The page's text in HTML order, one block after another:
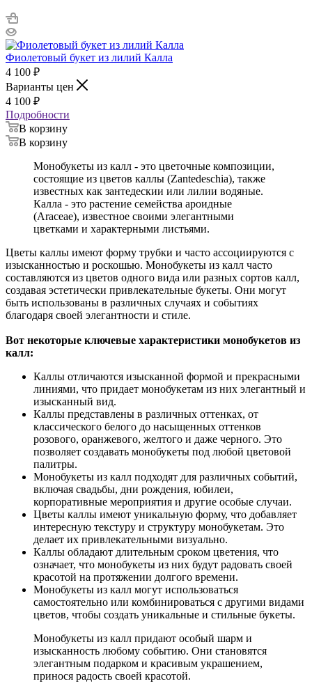
Фиолетовый букет из лилий Калла
4 100 ₽
Варианты цен
4 100 ₽
Подробности
В корзину
В корзину
Монобукеты из калл - это цветочные композиции,
состоящие из цветов каллы (Zantedeschia), также
известных как зантедескии или лилии водяные.
Калла - это растение семейства ароидные
(Araceae), известное своими элегантными
цветками и характерными листьями.
Цветы каллы имеют форму трубки и часто ассоциируются с
изысканностью и роскошью. Монобукеты из калл часто
составляются из цветов одного вида или разных сортов калл,
создавая эстетически привлекательные букеты. Они могут
быть использованы в различных случаях и событиях
благодаря своей элегантности и стиле.
Вот некоторые ключевые характеристики монобукетов из
калл:
Каллы отличаются изысканной формой и прекрасными
линиями, что придает монобукетам из них элегантный и
изысканный вид.
Каллы представлены в различных оттенках, от
классического белого до насыщенных оттенков
розового, оранжевого, желтого и даже черного. Это
позволяет создавать монобукеты под любой цветовой
палитры.
Монобукеты из калл подходят для различных событий,
включая свадьбы, дни рождения, юбилеи,
корпоративные мероприятия и другие особые случаи.
Цветы каллы имеют уникальную форму, что добавляет
интересную текстуру и структуру монобукетам. Это
делает их привлекательными визуально.
Каллы обладают длительным сроком цветения, что
означает, что монобукеты из них будут радовать своей
красотой на протяжении долгого времени.
Монобукеты из калл могут использоваться
самостоятельно или комбинироваться с другими видами
цветов, чтобы создать уникальные и стильные букеты.
Монобукеты из калл придают особый шарм и
изысканность любому событию. Они становятся
элегантным подарком и красивым украшением,
принося радость своей красотой.